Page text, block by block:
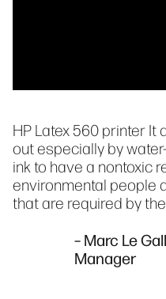
HP Latex 560 printer
out especially by
ink to have a nontoxic
environmental people
that are required by
– Marc Le
Manager